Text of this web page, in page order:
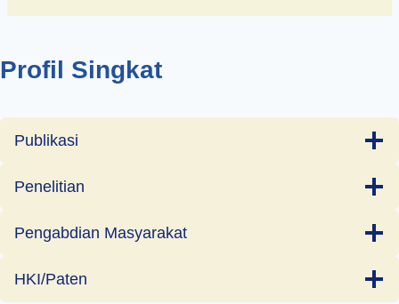
Profil Singkat
Publikasi
Penelitian
Pengabdian Masyarakat
HKI/Paten